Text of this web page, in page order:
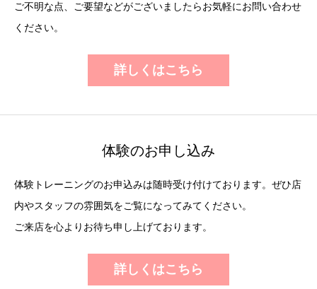
ご不明な点、ご要望などがございましたらお気軽にお問い合わせ
ください。
詳しくはこちら
体験のお申し込み
体験トレーニングのお申込みは随時受け付けております。ぜひ店
内やスタッフの雰囲気をご覧になってみてください。
ご来店を心よりお待ち申し上げております。
詳しくはこちら